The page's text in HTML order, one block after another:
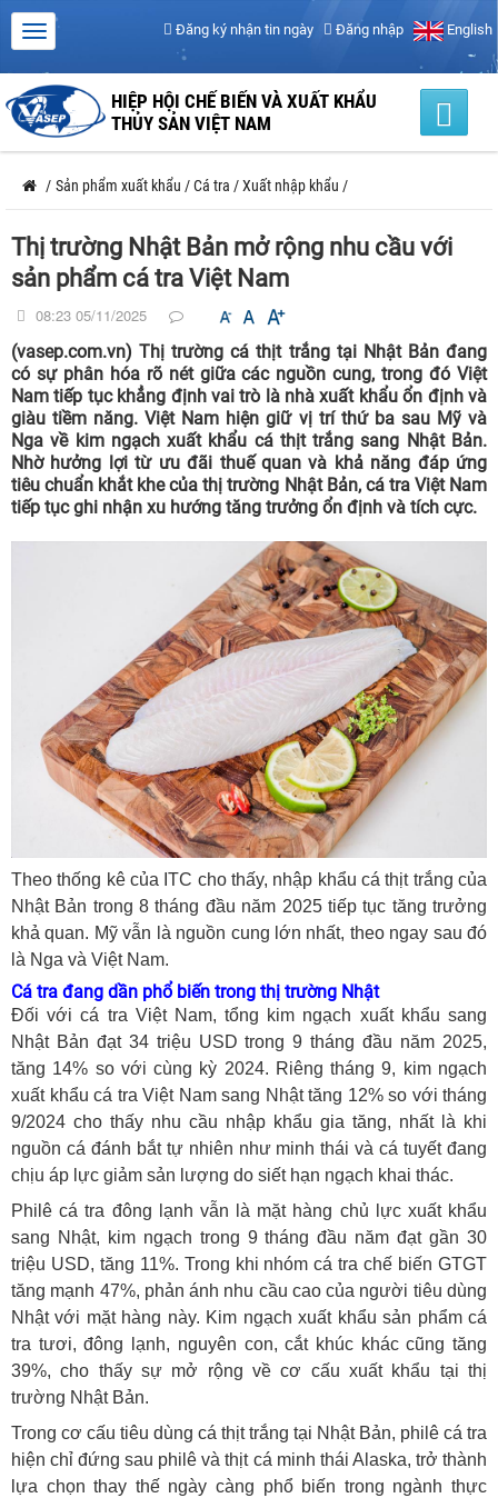
Đăng ký nhận tin ngày Đăng nhập English
HIỆP HỘI CHẾ BIẾN VÀ XUẤT KHẨU
THỦY SẢN VIỆT NAM
/ Sản phẩm xuất khẩu /Cá tra /Xuất nhập khẩu /
Thị trường Nhật Bản mở rộng nhu cầu với
sản phẩm cá tra Việt Nam
08:23 05/11/2025
(vasep.com.vn) Thị trường cá thịt trắng tại Nhật Bản đang
có sự phân hóa rõ nét giữa các nguồn cung, trong đó Việt
Nam tiếp tục khẳng định vai trò là nhà xuất khẩu ổn định và
giàu tiềm năng. Việt Nam hiện giữ vị trí thứ ba sau Mỹ và
Nga về kim ngạch xuất khẩu cá thịt trắng sang Nhật Bản.
Nhờ hưởng lợi từ ưu đãi thuế quan và khả năng đáp ứng
tiêu chuẩn khắt khe của thị trường Nhật Bản, cá tra Việt Nam
tiếp tục ghi nhận xu hướng tăng trưởng ổn định và tích cực.
Theo thống kê của ITC cho thấy, nhập khẩu cá thịt trắng của
Nhật Bản trong 8 tháng đầu năm 2025 tiếp tục tăng trưởng
khả quan. Mỹ vẫn là nguồn cung lớn nhất, theo ngay sau đó
là Nga và Việt Nam.
Cá tra đang dần phổ biến trong thị trường Nhật
Đối với cá tra Việt Nam, tổng kim ngạch xuất khẩu sang
Nhật Bản đạt 34 triệu USD trong 9 tháng đầu năm 2025,
tăng 14% so với cùng kỳ 2024. Riêng tháng 9, kim ngạch
xuất khẩu cá tra Việt Nam sang Nhật tăng 12% so với tháng
9/2024 cho thấy nhu cầu nhập khẩu gia tăng, nhất là khi
nguồn cá đánh bắt tự nhiên như minh thái và cá tuyết đang
chịu áp lực giảm sản lượng do siết hạn ngạch khai thác.
Philê cá tra đông lạnh vẫn là mặt hàng chủ lực xuất khẩu
sang Nhật, kim ngạch trong 9 tháng đầu năm đạt gần 30
triệu USD, tăng 11%. Trong khi nhóm cá tra chế biến GTGT
tăng mạnh 47%, phản ánh nhu cầu cao của người tiêu dùng
Nhật với mặt hàng này. Kim ngạch xuất khẩu sản phẩm cá
tra tươi, đông lạnh, nguyên con, cắt khúc khác cũng tăng
39%, cho thấy sự mở rộng về cơ cấu xuất khẩu tại thị
trường Nhật Bản.
Trong cơ cấu tiêu dùng cá thịt trắng tại Nhật Bản, philê cá tra
hiện chỉ đứng sau philê và thịt cá minh thái Alaska, trở thành
lựa chọn thay thế ngày càng phổ biến trong ngành thực